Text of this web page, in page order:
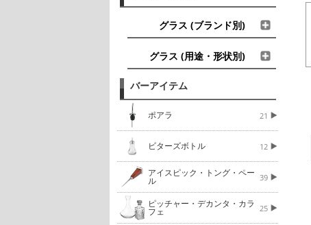
グラス (ブランド別)
グラス (用途・形状別)
バーアイテム
ポアラ 21
ビターズボトル 12
アイスピック・トング・ペー
ル 39
ピッチャー・デカンタ・カラ
フェ 25